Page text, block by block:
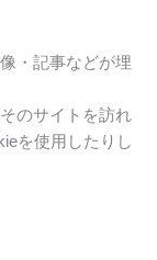
・記事などが埋
のサイトを訪れ
を使用したりし